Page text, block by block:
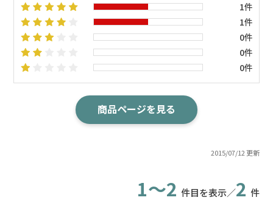
2015/07/12 更新
1件
1件
0件
0件
0件
商品ページを見る
1～2 件目を表示／2 件